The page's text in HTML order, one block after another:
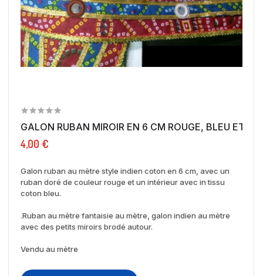
GALON RUBAN MIROIR EN 6 CM ROUGE, BLEU ET
4,00 €
Galon ruban au mètre style indien coton en 6 cm, avec un
ruban doré de couleur rouge et un intérieur avec in tissu
coton bleu.
.Ruban au mètre fantaisie au mètre, galon indien au mètre
avec des petits miroirs brodé autour.
Vendu au mètre